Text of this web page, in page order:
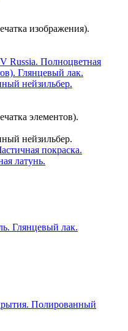
изображения).
элементов).
нейзильбер.